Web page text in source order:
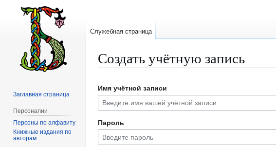
Создать учётную запись
к
навигации
к
поиску
Имя учётной записи
Пароль
Служебная страница
Заглавная страница
Персоналии
Персоны по алфавиту
Книжные издания по
авторам